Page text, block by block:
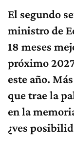
El segundo
ministro de
18 meses
próximo
este año.
que trae la
en la
¿ves